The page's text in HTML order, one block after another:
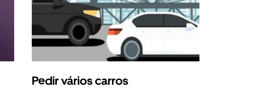
Pedir vários carros